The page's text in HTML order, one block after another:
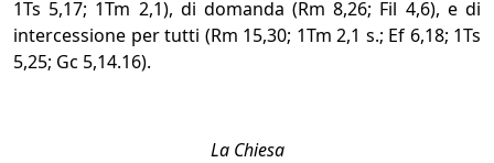
1Ts 5,17; 1Tm 2,1), di domanda (Rm 8,26; Fil 4,6), e di
intercessione per tutti (Rm 15,30; 1Tm 2,1 s.; Ef 6,18; 1Ts
5,25; Gc 5,14.16).
La Chiesa